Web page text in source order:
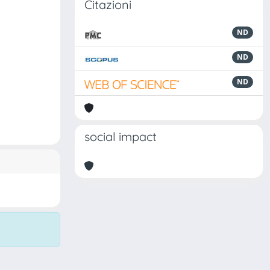
Citazioni
ND
ND
ND
social impact